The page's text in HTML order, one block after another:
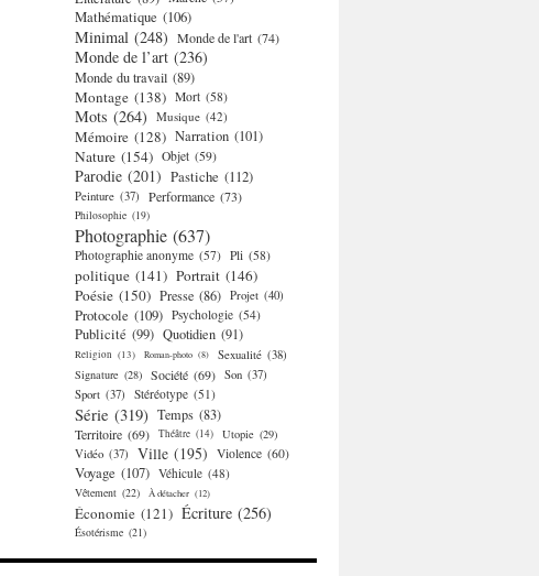
Mathématique (106)
Minimal (248) Monde de l'art (74)
Monde de l’art (236)
Monde du travail (89)
Montage (138) Mort (58)
Mots (264) Musique (42)
Mémoire (128) Narration (101)
Nature (154) Objet (59)
Parodie (201) Pastiche (112)
Peinture (37) Performance (73)
Philosophie (19)
Photographie (637)
Photographie anonyme (57) Pli (58)
politique (141) Portrait (146)
Poésie (150) Presse (86) Projet (40)
Protocole (109) Psychologie (54)
Publicité (99) Quotidien (91)
Religion (13) Roman-photo (8) Sexualité (38)
Signature (28) Société (69) Son (37)
Sport (37) Stéréotype (51)
Série (319) Temps (83)
Territoire (69) Théâtre (14) Utopie (29)
Vidéo (37) Ville (195) Violence (60)
Voyage (107) Véhicule (48)
Vêtement (22) À détacher (12)
Économie (121) Écriture (256)
Ésotérisme (21)